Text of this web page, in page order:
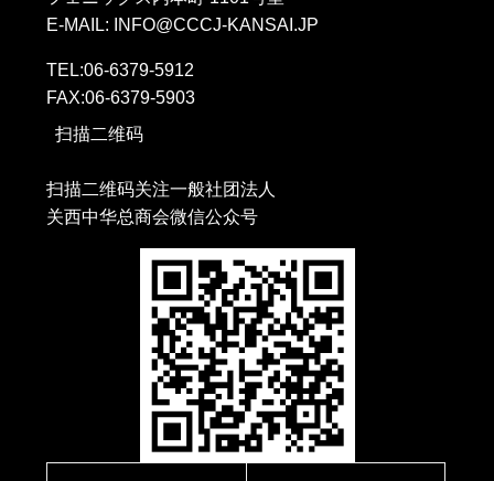
E-MAIL: INFO@CCCJ-KANSAI.JP
TEL:06-6379-5912
FAX:06-6379-5903
扫描二维码
扫描二维码关注一般社团法人
关西中华总商会微信公众号